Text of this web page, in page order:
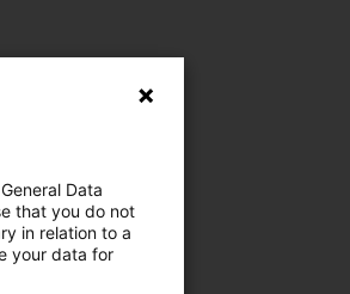
Data
that you do not
in relation to a
your data for